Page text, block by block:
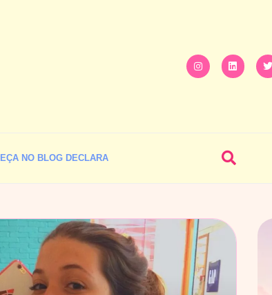
NO BLOG DECLARA